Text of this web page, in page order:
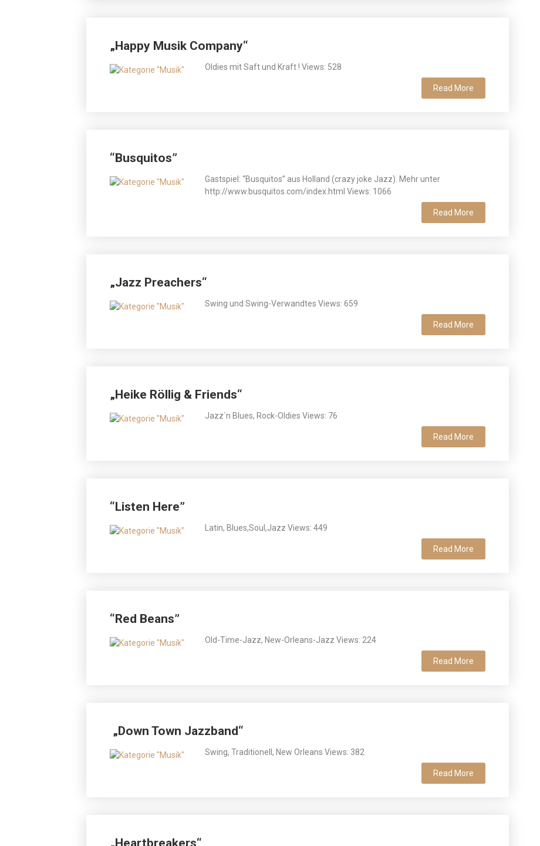
„Happy Musik Company“
Oldies mit Saft und Kraft ! Views: 528
Read More
“Busquitos”
Gastspiel: “Busquitos” aus Holland (crazy joke Jazz). Mehr unter
http://www.busquitos.com/index.html Views: 1066
Read More
„Jazz Preachers“
Swing und Swing-Verwandtes Views: 659
Read More
„Heike Röllig & Friends“
Jazz`n Blues, Rock-Oldies Views: 76
Read More
“Listen Here”
Latin, Blues,Soul,Jazz Views: 449
Read More
“Red Beans”
Old-Time-Jazz, New-Orleans-Jazz Views: 224
Read More
„Down Town Jazzband“
Swing, Traditionell, New Orleans Views: 382
Read More
„Heartbreakers“